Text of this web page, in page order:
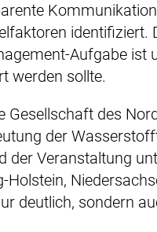
identifiziert.
Aufgabe ist
werden sollte.
Gesellschaft des
der
der Veranstaltung
Holstein,
deutlich, sondern